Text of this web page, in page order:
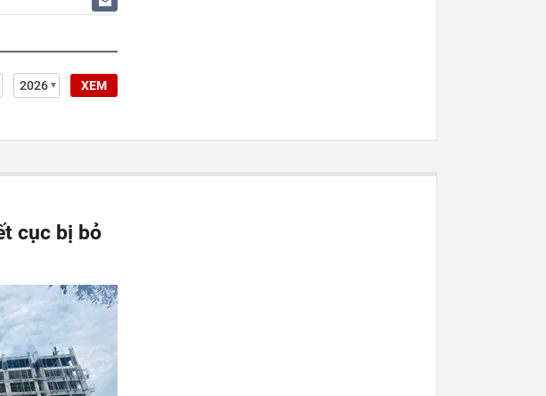
XEM
cục bị bỏ